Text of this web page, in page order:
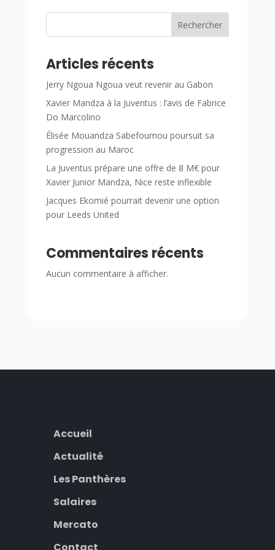
Rechercher
Articles récents
Jerry Ngoua Ngoua veut revenir au Gabon
Xavier Mandza à la Juventus : l’avis de Fabrice
Do Marcolino
Élisée Mouandza Sabefoumou poursuit sa
progression au Maroc
La Juventus prépare une offre de 8 M€ pour
Xavier Junior Mandza, Nice reste inflexible
Jacques Ekomié pourrait devenir une option
pour Leeds United
Commentaires récents
Aucun commentaire à afficher.
Accueil
Actualité
Les Panthères
Salaires
Mercato
Contact